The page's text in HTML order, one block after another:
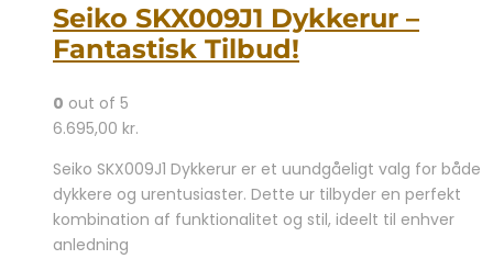
Seiko SKX009J1 Dykkerur –
Fantastisk Tilbud!
0 out of 5
6.695,00 kr.
Seiko SKX009J1 Dykkerur er et uundgåeligt valg for både
dykkere og urentusiaster. Dette ur tilbyder en perfekt
kombination af funktionalitet og stil, ideelt til enhver
anledning